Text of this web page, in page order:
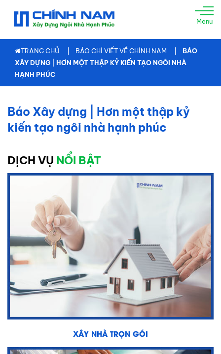
TRANG
CHỦ
GIỚI
THIỆU
XÂY
GÓI
TƯ
KẾ
Xây
Dựng
Thô
Xây
Dựng
Hoàn
HỖ
Menu
TRANG CHỦ BÁO CHÍ VIẾT VỀ CHÍNH NAM
BÁO
XÂY DỰNG | HƠN MỘT THẬP KỶ KIẾN TẠO NGÔI NHÀ
HẠNH PHÚC
Báo Xây dựng | Hơn một thập kỷ
kiến tạo ngôi nhà hạnh phúc
DỊCH VỤ NỔI BẬT
XÂY NHÀ TRỌN GÓI